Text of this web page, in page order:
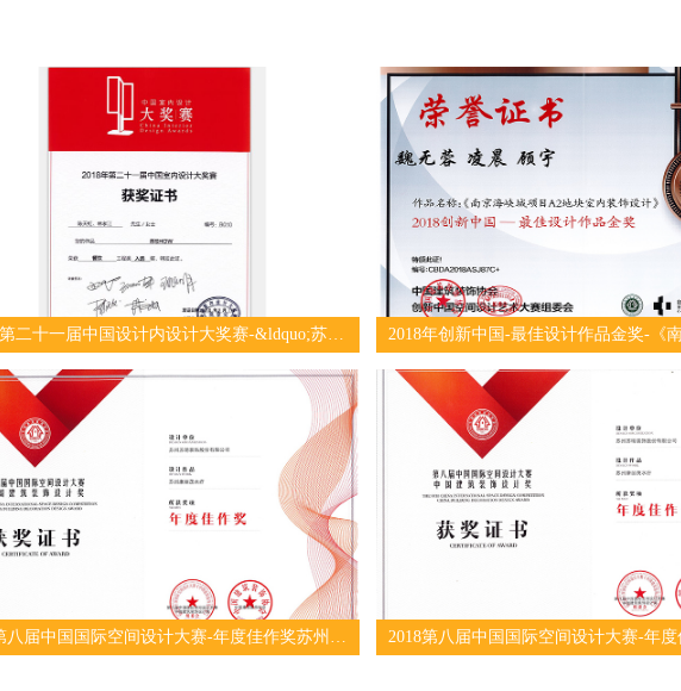
018年第二十一届中国设计内设计大奖赛-&ldquo;苏秀” 荣获餐饮工程类入选奖
2018第八届中国国际空间设计大赛-年度佳作奖苏州摩丽茂水疗
녕